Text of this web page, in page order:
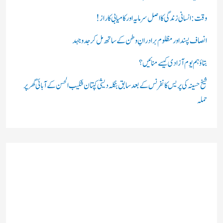
:
وقت: انسانی زندگی کا اصل سرمایہ اور کامیابی کا راز !
انصاف پسند اور مظلوم برادرانِ وطن کے ساتھ مل کر جدوجہد
بتاؤ ہم یوم آزادی کیسے منائیں؟
شیخ حسینہ کی پریس کانفرنس کے بعد سابق بنگلہ دیشی کپتان شکیب الحسن کے آبائی گھر پر
حملہ